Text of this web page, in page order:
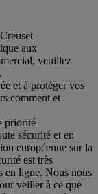
aux
veuillez
.
et à protéger vos
comment et
priorité
sécurité et en
européenne sur la
est très
en ligne. Nous nous
veiller à ce que